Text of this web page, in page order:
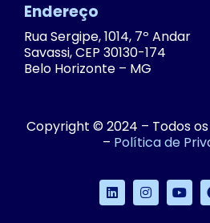
Endereço
Rua Sergipe, 1014, 7º Andar
Savassi, CEP 30130-174
Belo Horizonte – MG
Copyright © 2024 – Todos
– Política de